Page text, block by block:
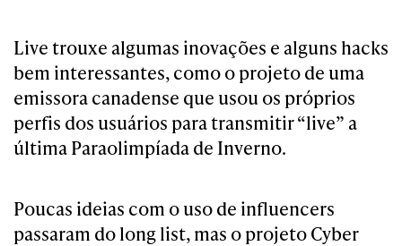
Live trouxe algumas inovações e alguns hacks
bem interessantes, como o projeto de uma
emissora canadense que usou os próprios
perfis dos usuários para transmitir “live” a
última Paraolimpíada de Inverno.
Poucas ideias com o uso de influencers
passaram do long list, mas o projeto Cyber